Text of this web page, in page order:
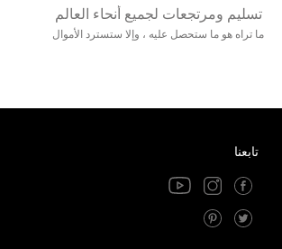
تسليم ومرتجعات لجميع أنحاء العالم
ما تراه هو ما ستحصل عليه ، وإلا ستسترد الأموال
تابعنا